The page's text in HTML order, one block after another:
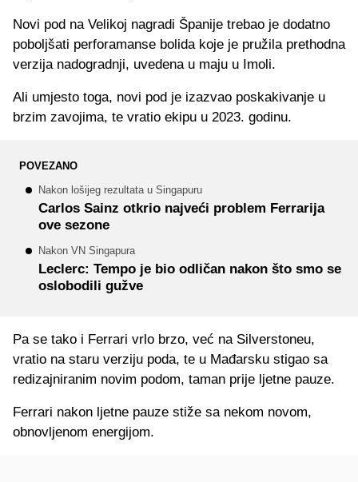
Novi pod na Velikoj nagradi Španije trebao je dodatno
poboljšati perforamanse bolida koje je pružila prethodna
verzija nadogradnji, uvedena u maju u Imoli.
Ali umjesto toga, novi pod je izazvao poskakivanje u
brzim zavojima, te vratio ekipu u 2023. godinu.
POVEZANO
Nakon lošijeg rezultata u Singapuru
Carlos Sainz otkrio najveći problem Ferrarija
ove sezone
Nakon VN Singapura
Leclerc: Tempo je bio odličan nakon što smo se
oslobodili gužve
Pa se tako i Ferrari vrlo brzo, već na Silverstoneu,
vratio na staru verziju poda, te u Mađarsku stigao sa
redizajniranim novim podom, taman prije ljetne pauze.
Ferrari nakon ljetne pauze stiže sa nekom novom,
obnovljenom energijom.